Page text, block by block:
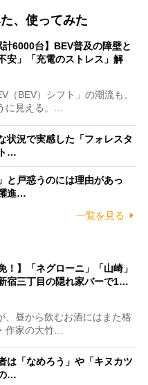
、使ってみた
計6000台】BEV普及の障壁と
安」「充電のストレス」解
BEV）シフト」の潮流も、
に見える。…
状況で実感した「フォレスタ
…
と戸惑うのには理由があっ
進…
一覧を見る
！】「ネグローニ」「山崎」
宿三丁目の隠れ家バーで1…
昼から飲むお酒にはまた格
家の大竹…
は「なめろう」や「キヌカツ
…